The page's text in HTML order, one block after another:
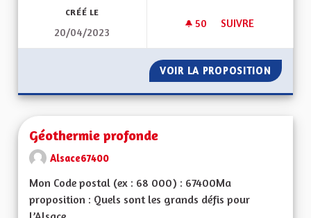
CRÉÉ LE
20/04/2023
50 50 ABONNÉS
SUIVRE
VOIR LA PROPOSITION
Géothermie profonde
Alsace67400
Mon Code postal (ex : 68 000) : 67400Ma
proposition : Quels sont les grands défis pour